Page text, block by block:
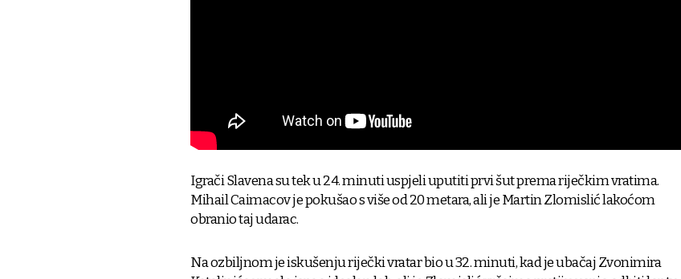
Igrači Slavena su tek u 24. minuti uspjeli uputiti prvi šut prema riječkim vratima.
Mihail Caimacov je pokušao s više od 20 metara, ali je Martin Zlomislić lakoćom
obranio taj udarac.
Na ozbiljnom je iskušenju riječki vratar bio u 32. minuti, kad je ubačaj Zvonimira